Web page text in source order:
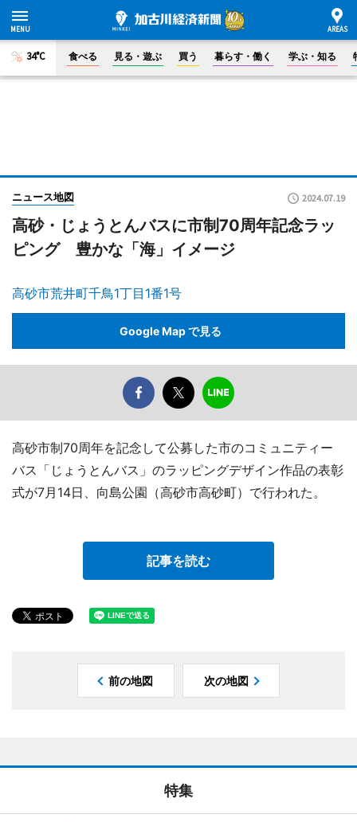
34°C 食べる 見る・遊ぶ 買う 暮らす・働く 学ぶ・知る
ニュース地図 2024.07.19
高砂・じょうとんバスに市制70周年記念ラッ
ピング 豊かな「海」イメージ
高砂市荒井町千鳥1丁目1番1号
Google Map で見る
高砂市制70周年を記念して公募した市のコミュニティー
バス「じょうとんバス」のラッピングデザイン作品の表彰
式が7月14日、向島公園（高砂市高砂町）で行われた。
記事を読む
前の地図 次の地図
特集